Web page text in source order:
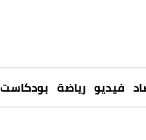
فيديو رياضة بودكاست